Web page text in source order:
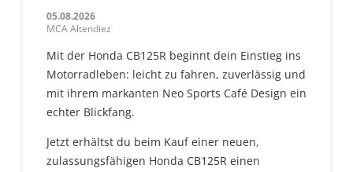
05.08.2026
MCA Altendiez
Mit der Honda CB125R beginnt dein Einstieg ins
Motorradleben: leicht zu fahren, zuverlässig und
mit ihrem markanten Neo Sports Café Design ein
echter Blickfang.
Jetzt erhältst du beim Kauf einer neuen,
zulassungsfähigen Honda CB125R einen